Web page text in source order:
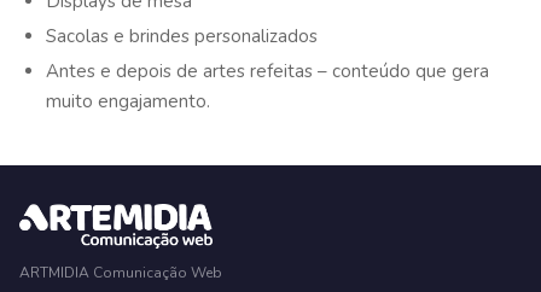
Sacolas e brindes personalizados
Antes e depois de artes refeitas – conteúdo que gera
muito engajamento.
ARTMIDIA Comunicação Web